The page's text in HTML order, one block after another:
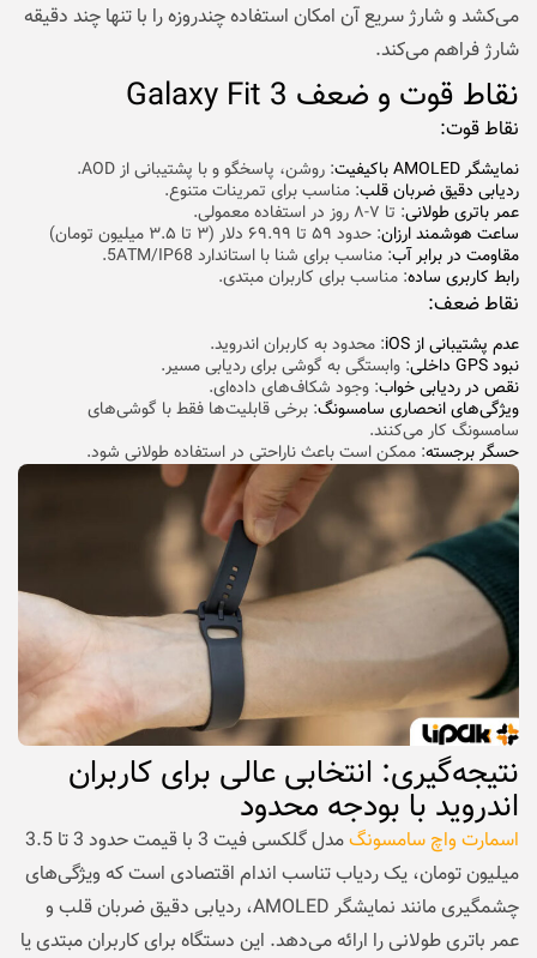
می‌کشد و شارژ سریع آن امکان استفاده چندروزه را با تنها چند دقیقه
شارژ فراهم می‌کند.
نقاط قوت و ضعف Galaxy Fit 3
نقاط قوت:
نمایشگر AMOLED باکیفیت
: روشن، پاسخگو و با پشتیبانی از AOD.
ردیابی دقیق ضربان قلب: مناسب برای تمرینات متنوع.
عمر باتری طولانی: تا ۷-۸ روز در استفاده معمولی.
ساعت هوشمند ارزان: حدود ۵۹ تا ۶۹.۹۹ دلار (۳ تا ۳.۵ میلیون تومان)
مقاومت در برابر آب: مناسب برای شنا با استاندارد 5ATM/IP68.
رابط کاربری ساده: مناسب برای کاربران مبتدی.
نقاط ضعف:
عدم پشتیبانی از iOS
: محدود به کاربران اندروید.
نبود GPS داخلی
: وابستگی به گوشی برای ردیابی مسیر.
نقص در ردیابی خواب: وجود شکاف‌های داده‌ای.
ویژگی‌های انحصاری سامسونگ: برخی قابلیت‌ها فقط با گوشی‌های
سامسونگ کار می‌کنند.
حسگر برجسته: ممکن است باعث ناراحتی در استفاده طولانی شود.
نتیجه‌گیری: انتخابی عالی برای کاربران
اندروید با بودجه محدود
اسمارت واچ سامسونگ
مدل گلکسی فیت 3 با قیمت حدود 3 تا 3.5
میلیون تومان، یک ردیاب تناسب اندام اقتصادی است که ویژگی‌های
چشمگیری مانند نمایشگر AMOLED، ردیابی دقیق ضربان قلب و
عمر باتری طولانی را ارائه می‌دهد. این دستگاه برای کاربران مبتدی یا